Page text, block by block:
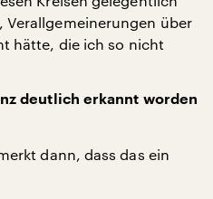
über
hätte, die ich so nicht
deutlich erkannt worden
dann, dass das ein